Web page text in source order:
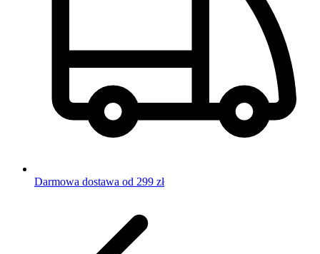
Darmowa dostawa od 299 zł